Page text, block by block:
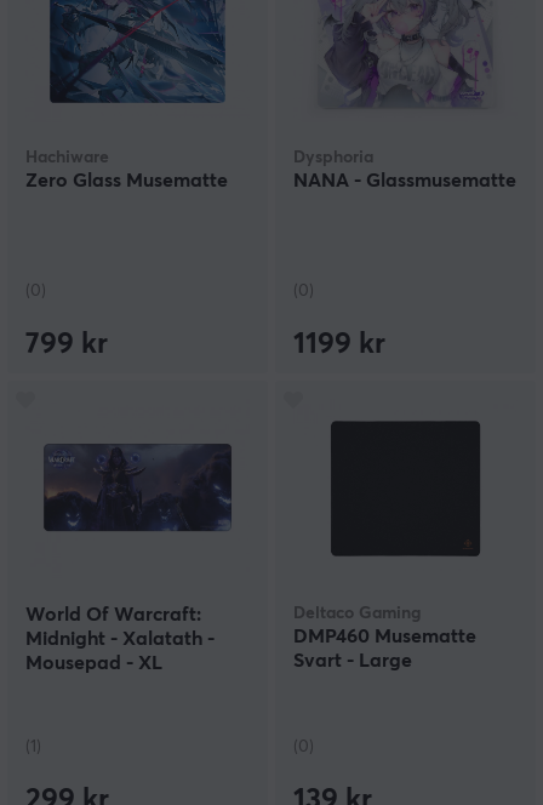
Hachiware
Zero Glass Musematte
(0)
799 kr
Dysphoria
NANA - Glassmusematte
(0)
1199 kr
World Of Warcraft:
Midnight - Xalatath -
Mousepad - XL
(1)
Deltaco Gaming
DMP460 Musematte
Svart - Large
(0)